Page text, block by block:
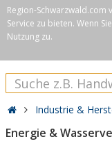
Region-
Service zu bieten. Wenn
Nutzung zu.
Industrie &
Energie &